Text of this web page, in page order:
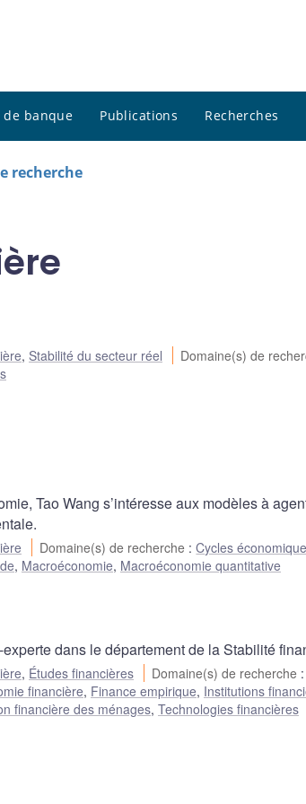
de banque Publications Recherches
recherche
, Stabilité du secteur réel Domaine(s) de
Tao Wang s’intéresse aux modèles à
Domaine(s) de recherche :Cycles
, Macroéconomie, Macroéconomie quantitative
dans le département de la Stabilité
, Études financières Domaine(s) de recherche :
financière, Finance empirique, Institutions
financière des ménages, Technologies financières